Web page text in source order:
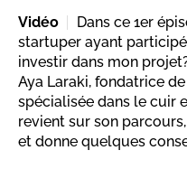
Vidéo
Dans ce 1er
startuper ayant
investir dans mon
Aya Laraki, fondatrice
spécialisée dans le cuir
revient sur son
et donne quelques